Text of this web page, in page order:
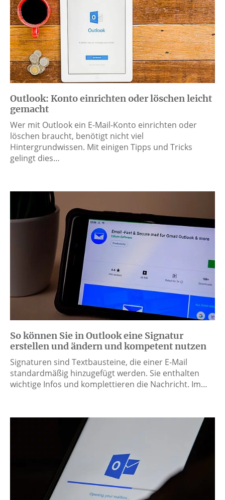
Outlook: Konto einrichten oder löschen leicht
gemacht
Wer mit Outlook ein E-Mail-Konto einrichten oder
löschen braucht, benötigt nicht viel
Hintergrundwissen. Mit einigen Tipps und Tricks
gelingt dies…
So können Sie in Outlook eine Signatur
erstellen und ändern und kompetent nutzen
Signaturen sind Textbausteine, die einer E-Mail
standardmäßig hinzugefügt werden. Sie enthalten
wichtige Infos und komplettieren die Nachricht. Im…